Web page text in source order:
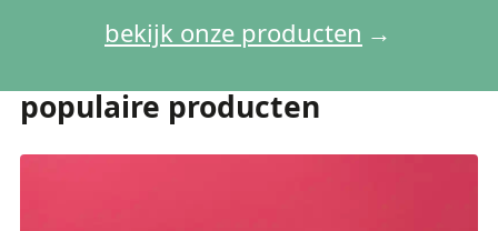
bekijk onze producten
populaire producten